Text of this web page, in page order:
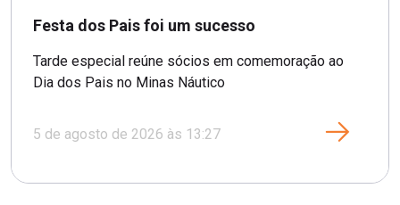
Festa dos Pais foi um sucesso
Tarde especial reúne sócios em comemoração ao
Dia dos Pais no Minas Náutico
5 de agosto de 2026 às 13:27